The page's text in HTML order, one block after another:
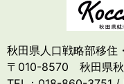
秋田県人口戦略部移住
〒010-8570 秋田県秋